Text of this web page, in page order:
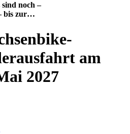
sind noch –
bis zur…
am
2027